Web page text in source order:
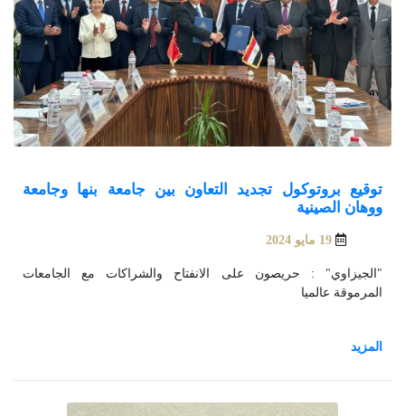
توقيع بروتوكول تجديد التعاون بين جامعة بنها وجامعة
ووهان الصينية
19 مايو 2024
"الجيزاوي" : حريصون على الانفتاح والشراكات مع الجامعات
المرموقة عالميا